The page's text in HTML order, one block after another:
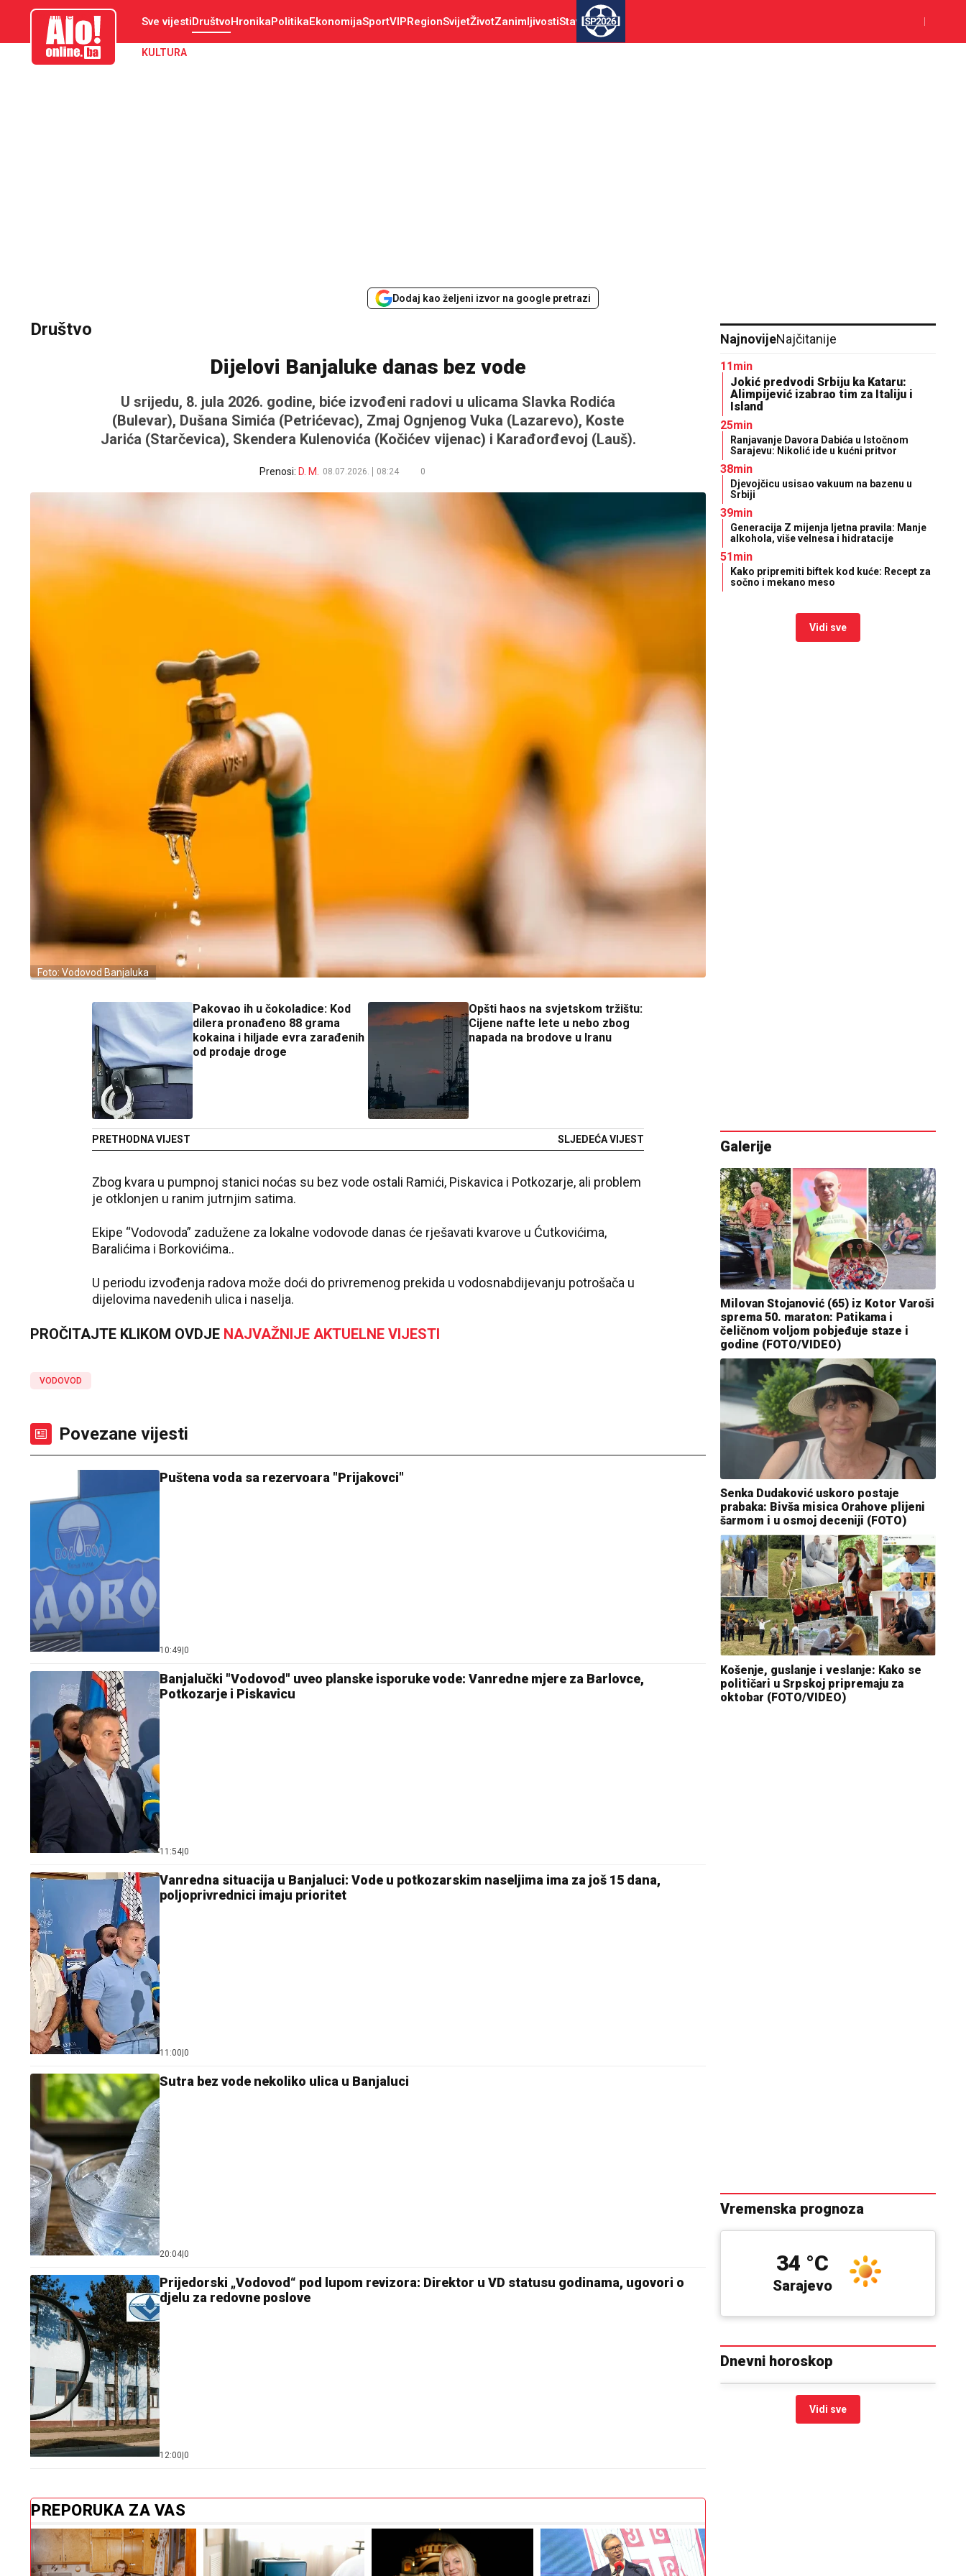
aloonline.ba Sve vijestiDruštvoHronikaPolitikaEkonomijaSportVIPRegionSvijetŽivotZanimljivostiStav SP2026
KULTURA
Dodaj kao željeni izvor na google pretrazi
Društvo
Dijelovi Banjaluke danas bez vode
U srijedu, 8. jula 2026. godine, biće izvođeni radovi u ulicama Slavka Rodića
(Bulevar), Dušana Simića (Petrićevac), Zmaj Ognjenog Vuka (Lazarevo), Koste
Jarića (Starčevica), Skendera Kulenovića (Kočićev vijenac) i Karađorđevoj (Lauš).
Prenosi: D. M. 08.07.2026. 08:24 0
Foto: Vodovod Banjaluka
Pakovao ih u čokoladice: Kod
dilera pronađeno 88 grama
kokaina i hiljade evra zarađenih
od prodaje droge
PRETHODNA VIJEST
Opšti haos na svjetskom tržištu:
Cijene nafte lete u nebo zbog
napada na brodove u Iranu
SLJEDEĆA VIJEST
Zbog kvara u pumpnoj stanici noćas su bez vode ostali Ramići, Piskavica i Potkozarje, ali problem
je otklonjen u ranim jutrnjim satima.
Ekipe “Vodovoda” zadužene za lokalne vodovode danas će rješavati kvarove u Ćutkovićima,
Baralićima i Borkovićima..
U periodu izvođenja radova može doći do privremenog prekida u vodosnabdijevanju potrošača u
dijelovima navedenih ulica i naselja.
PROČITAJTE KLIKOM OVDJE NAJVAŽNIJE AKTUELNE VIJESTI
VODOVOD
Povezane vijesti
Puštena voda sa rezervoara "Prijakovci"
10:49 0
Banjalučki "Vodovod" uveo planske isporuke vode: Vanredne mjere za Barlovce,
Potkozarje i Piskavicu
11:54 0
Vanredna situacija u Banjaluci: Vode u potkozarskim naseljima ima za još 15 dana,
poljoprivrednici imaju prioritet
11:00 0
Sutra bez vode nekoliko ulica u Banjaluci
20:04 0
Prijedorski „Vodovod“ pod lupom revizora: Direktor u VD statusu godinama, ugovori o
djelu za redovne poslove
12:00 0
NajnovijeNajčitanije
11min
Jokić predvodi Srbiju ka Kataru:
Alimpijević izabrao tim za Italiju i
Island
25min
Ranjavanje Davora Dabića u Istočnom
Sarajevu: Nikolić ide u kućni pritvor
38min
Djevojčicu usisao vakuum na bazenu u
Srbiji
39min
Generacija Z mijenja ljetna pravila: Manje
alkohola, više velnesa i hidratacije
51min
Kako pripremiti biftek kod kuće: Recept za
sočno i mekano meso
Vidi sve
Galerije
Milovan Stojanović (65) iz Kotor Varoši
sprema 50. maraton: Patikama i
čeličnom voljom pobjeđuje staze i
godine (FOTO/VIDEO)
Senka Dudaković uskoro postaje
prabaka: Bivša misica Orahove plijeni
šarmom i u osmoj deceniji (FOTO)
Košenje, guslanje i veslanje: Kako se
političari u Srpskoj pripremaju za
oktobar (FOTO/VIDEO)
Vremenska prognoza
Pale Sarajevo
34 °C
Dnevni horoskop
Vidi sve